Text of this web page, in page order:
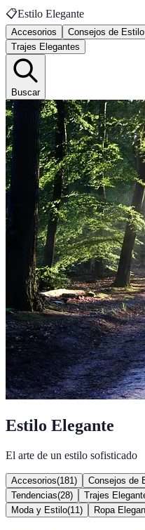
📋Estilo Elegante
Accesorios Consejos de Estilo
Trajes Elegantes
Buscar
Estilo Elegante
El arte de un estilo sofisticado
Accesorios(181 ) Consejos de
Tendencias(28) Trajes
Moda y Estilo(11 ) Ropa